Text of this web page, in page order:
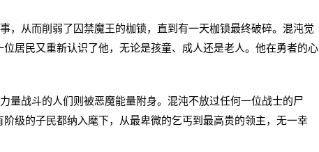
从而削弱了囚禁魔王的枷锁，直到有一天枷锁最终破碎。混沌觉
居民又重新认识了他，无论是孩童、成人还是老人。他在勇者的心
战斗的人们则被恶魔能量附身。混沌不放过任何一位战士的尸
级的子民都纳入麾下，从最卑微的乞丐到最高贵的领主，无一幸